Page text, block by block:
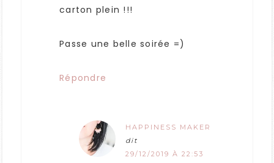
carton plein !!!
Passe une belle soirée =)
Répondre
HAPPINESS MAKER
dit
29/12/2019 À 22:53